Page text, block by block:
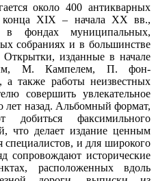
около 400 антикварных
конца XIX – начала ХХ вв.,
в фондах муниципальных,
собраниях и в большинстве
изданные в начале
М. Кампелем, П. фон-
также работы неизвестных
совершить увлекательное
лет назад. Альбомный формат,
добиться факсимильного
что делает издание ценным
и для широкого
сопровождают исторические
расположенных вдоль